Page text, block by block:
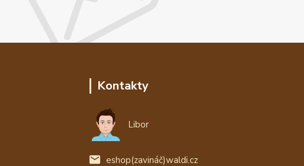
Kontakty
Libor
eshop(zavináč)waldi.cz